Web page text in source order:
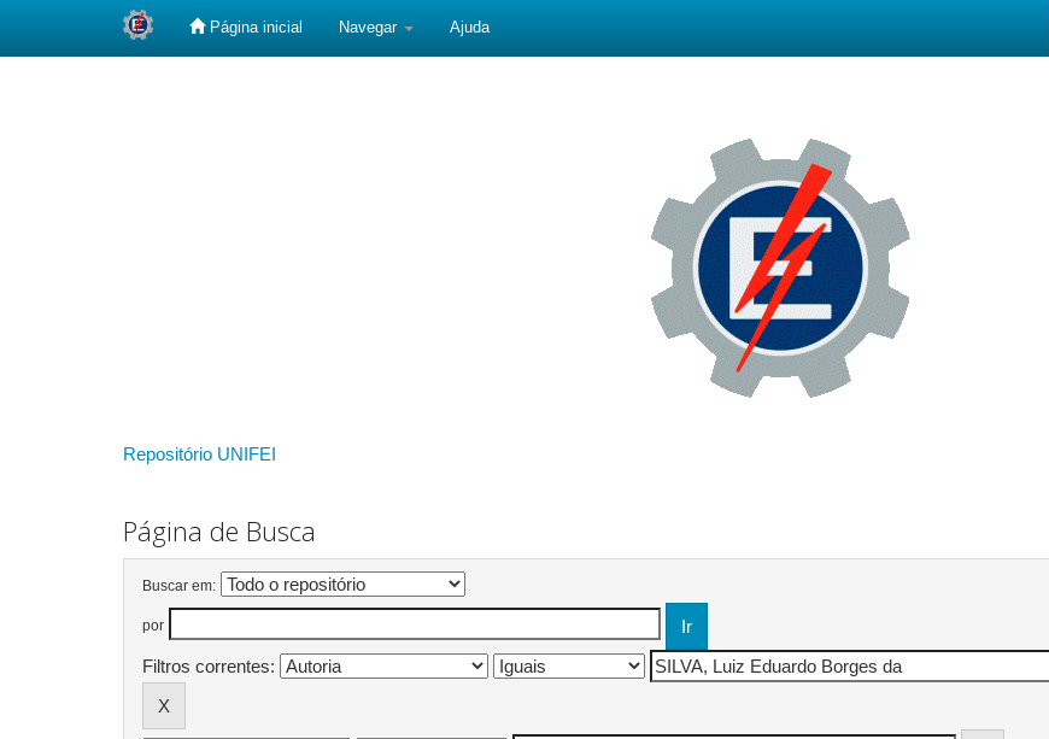
Página inicial Navegar Ajuda
Repositório UNIFEI
Página de Busca
Buscar em:
por
Filtros correntes: